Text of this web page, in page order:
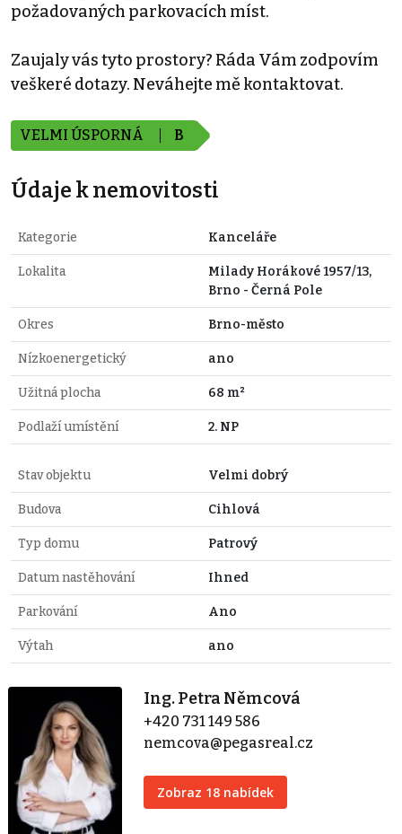
požadovaných parkovacích míst.
Zaujaly vás tyto prostory? Ráda Vám zodpovím
veškeré dotazy. Neváhejte mě kontaktovat.
VELMI ÚSPORNÁ B
Údaje k nemovitosti
Kategorie Kanceláře
Lokalita
Milady Horákové 1957/13,
Brno - Černá Pole
Okres Brno-město
Nízkoenergetický ano
Užitná plocha 68 m²
Podlaží umístění 2. NP
Stav objektu Velmi dobrý
Budova Cihlová
Typ domu Patrový
Datum nastěhování Ihned
Parkování Ano
Výtah ano
Ing. Petra Němcová
+420 731 149 586
nemcova@pegasreal.cz
Zobraz 18 nabídek